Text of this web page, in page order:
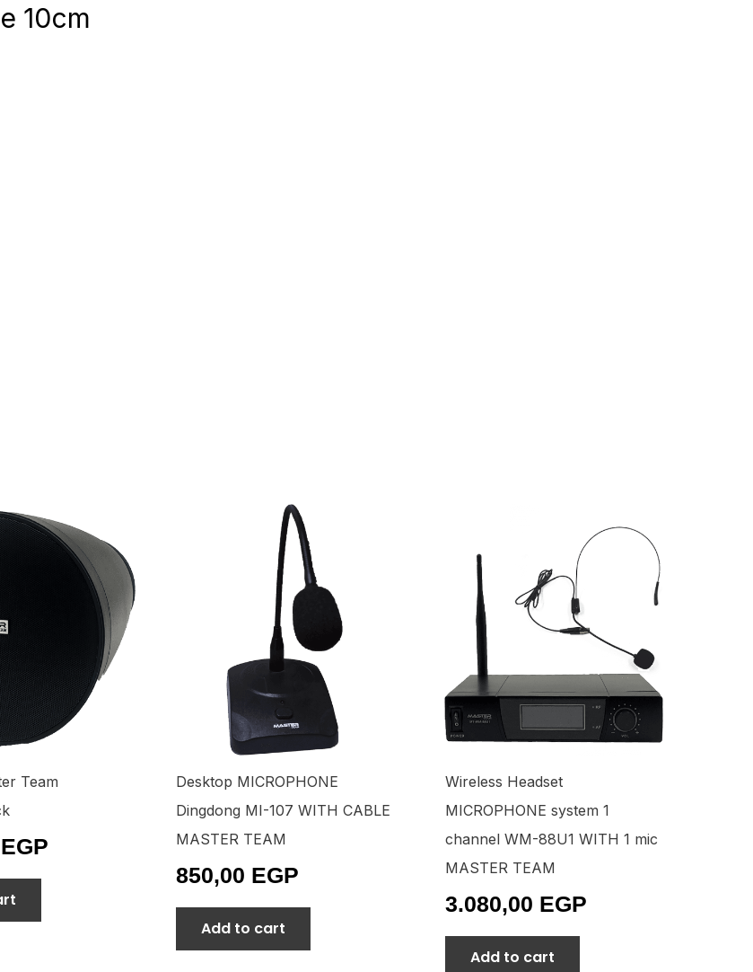
10cm
Team
EGP
Desktop MICROPHONE
Dingdong MI-107 WITH CABLE
MASTER TEAM
850,00 EGP
Add to cart
Wireless Headset
MICROPHONE system 1
channel WM-88U1 WITH 1 mic
MASTER TEAM
3.080,00 EGP
Add to cart